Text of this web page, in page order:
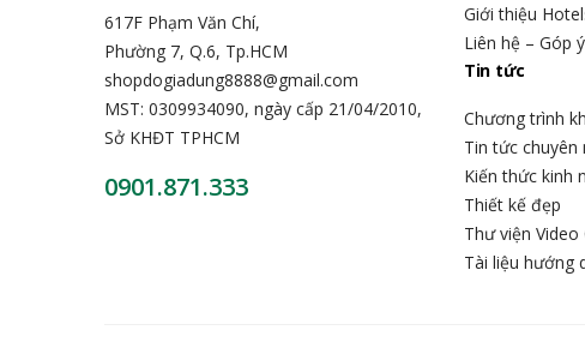
617F Phạm Văn Chí,
Phường 7, Q.6, Tp.HCM
shopdogiadung8888@gmail.com
MST: 0309934090, ngày cấp 21/04/2010,
Sở KHĐT TPHCM
0901.871.333
Giới thiệu
Liên hệ – Góp ý
Tin tức
Chương trình
Tin tức chuyên
Kiến thức kinh
Thiết kế đẹp
Thư viện Video
Tài liệu hướng